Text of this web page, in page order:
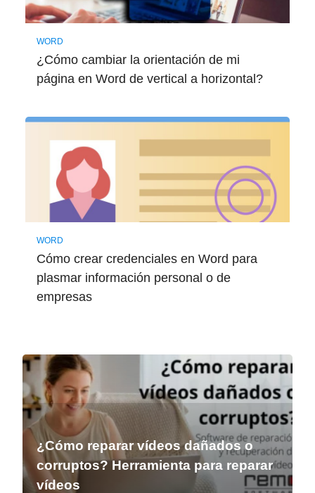
WORD
¿Cómo cambiar la orientación de mi
página en Word de vertical a horizontal?
WORD
Cómo crear credenciales en Word para
plasmar información personal o de
empresas
¿Cómo reparar vídeos dañados o
corruptos? Herramienta para reparar
vídeos